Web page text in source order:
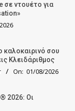
σε ντουέτο για
καλοκαιρινό σου
Κλειδάριθμος
On: 01/08/2026
2026: Οι